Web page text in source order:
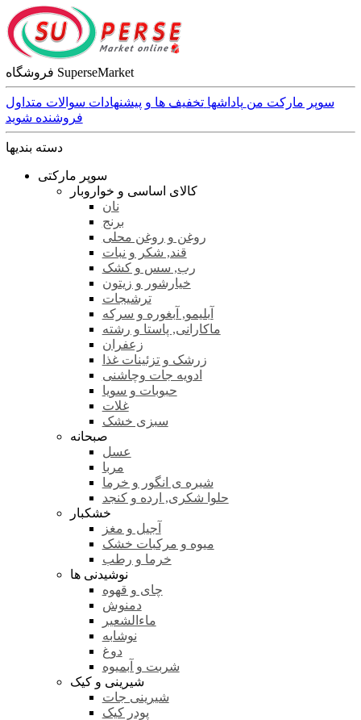
فروشگاه SuperseMarket
سوپر مارکت من پاداشها تخفیف ها و پیشنهادات سوالات متداول
فروشنده شوید
دسته بندیها
سوپر مارکتی
کالای اساسی و خواروبار
نان
برنج
روغن و روغن محلی
قند, شکر و نبات
رب, سس و کشک
خیارشور و زیتون
ترشیجات
آبلیمو, آبغوره و سرکه
ماکارانی, پاستا و رشته
زعفران
زرشک و تزئینات غذا
ادویه جات وچاشنی
حبوبات و سویا
غلات
سبزی خشک
صبحانه
عسل
مربا
شیره ی انگور و خرما
حلوا شکری, ارده و کنجد
خشکبار
آجیل و مغز
میوه و مرکبات خشک
خرما و رطب
نوشیدنی ها
چای و قهوه
دمنوش
ماءالشعیر
نوشابه
دوغ
شربت و آبمیوه
شیرینی و کیک
شیرینی جات
پودر کیک